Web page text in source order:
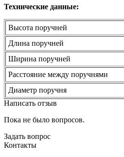
Технические данные:
Высота поручней
Длина поручней
Ширина поручней
Расстояние между поручнями
Диаметр поручня
Написать отзыв
Пока не было вопросов.
Задать вопрос
Контакты